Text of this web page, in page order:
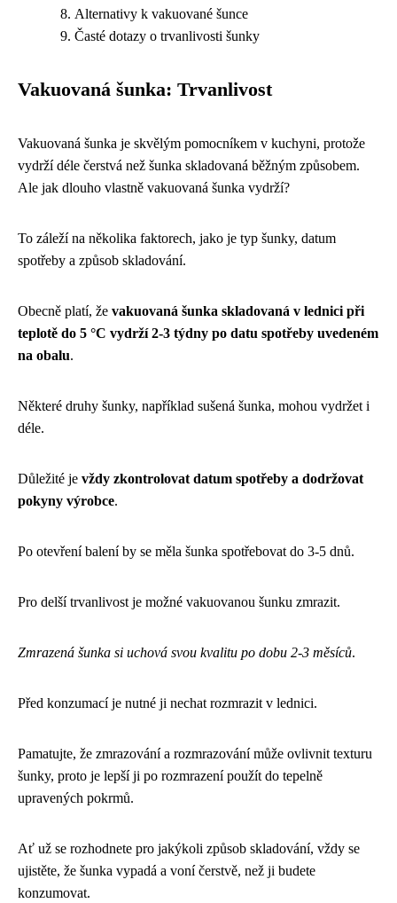
Alternativy k vakuované šunce
Časté dotazy o trvanlivosti šunky
Vakuovaná šunka: Trvanlivost
Vakuovaná šunka je skvělým pomocníkem v kuchyni, protože
vydrží déle čerstvá než šunka skladovaná běžným způsobem.
Ale jak dlouho vlastně vakuovaná šunka vydrží?
To záleží na několika faktorech, jako je typ šunky, datum
spotřeby a způsob skladování.
Obecně platí, že vakuovaná šunka skladovaná v lednici při
teplotě do 5 °C vydrží 2-3 týdny po datu spotřeby uvedeném
na obalu.
Některé druhy šunky, například sušená šunka, mohou vydržet i
déle.
Důležité je vždy zkontrolovat datum spotřeby a dodržovat
pokyny výrobce.
Po otevření balení by se měla šunka spotřebovat do 3-5 dnů.
Pro delší trvanlivost je možné vakuovanou šunku zmrazit.
Zmrazená šunka si uchová svou kvalitu po dobu 2-3 měsíců.
Před konzumací je nutné ji nechat rozmrazit v lednici.
Pamatujte, že zmrazování a rozmrazování může ovlivnit texturu
šunky, proto je lepší ji po rozmrazení použít do tepelně
upravených pokrmů.
Ať už se rozhodnete pro jakýkoli způsob skladování, vždy se
ujistěte, že šunka vypadá a voní čerstvě, než ji budete
konzumovat.